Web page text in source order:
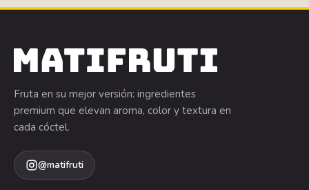
Fruta en su mejor versión: ingredientes
premium que elevan aroma, color y textura en
cada cóctel.
@matifruti